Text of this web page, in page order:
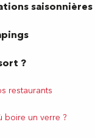
saisonnières
?
restaurants
boire un verre ?